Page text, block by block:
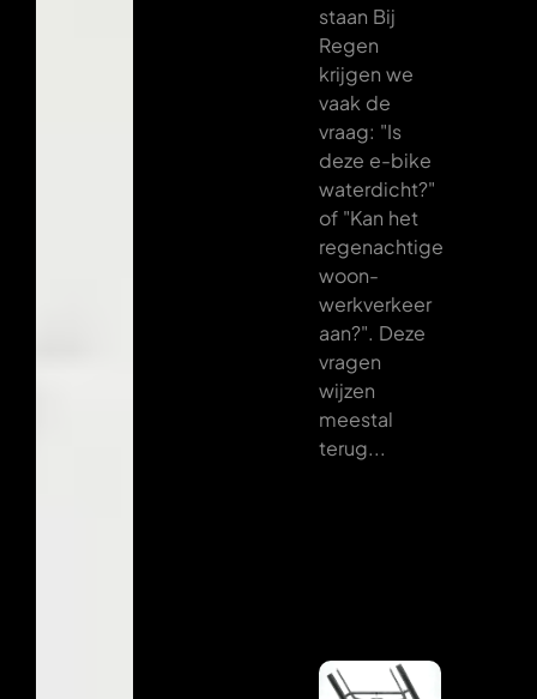
staan Bij
Regen
krijgen we
vaak de
vraag: "Is
deze e-bike
waterdicht?"
of "Kan het
regenachtige
woon-
werkverkeer
aan?". Deze
vragen
wijzen
meestal
terug...